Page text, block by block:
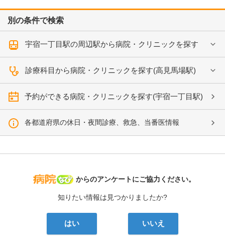
別の条件で検索
宇宿一丁目駅の周辺駅から病院・クリニックを探す
診療科目から病院・クリニックを探す(高見馬場駅)
予約ができる病院・クリニックを探す(宇宿一丁目駅)
各都道府県の休日・夜間診療、救急、当番医情報
病院なび
からのアンケートにご協力ください。
知りたい情報は見つかりましたか?
はい いいえ